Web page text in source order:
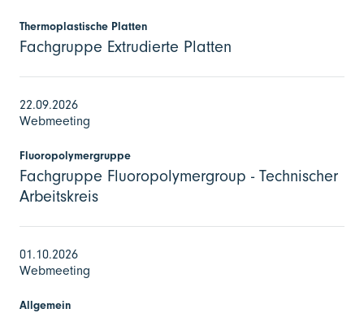
Thermoplastische Platten
Fachgruppe Extrudierte Platten
22.09.2026
Webmeeting
Fluoropolymergruppe
Fachgruppe Fluoropolymergroup - Technischer
Arbeitskreis
01.10.2026
Webmeeting
Allgemein